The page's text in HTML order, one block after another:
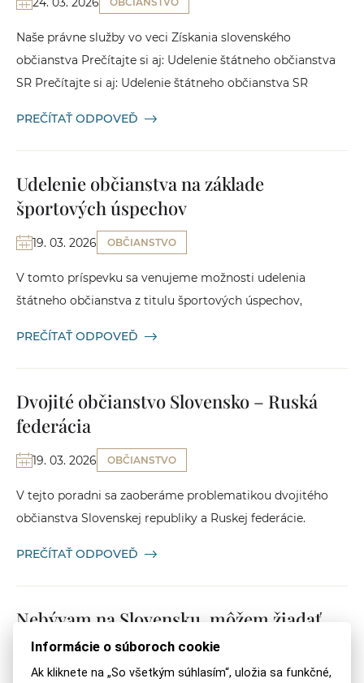
Naše právne služby vo veci Získania slovenského
občianstva Prečítajte si aj: Udelenie štátneho občianstva
SR Prečítajte si aj: Udelenie štátneho občianstva SR
PREČÍTAŤ ODPOVEĎ
Udelenie občianstva na základe
športových úspechov
19. 03. 2026 OBČIANSTVO
V tomto príspevku sa venujeme možnosti udelenia
štátneho občianstva z titulu športových úspechov,
PREČÍTAŤ ODPOVEĎ
Dvojité občianstvo Slovensko – Ruská
federácia
19. 03. 2026 OBČIANSTVO
V tejto poradni sa zaoberáme problematikou dvojitého
občianstva Slovenskej republiky a Ruskej federácie.
PREČÍTAŤ ODPOVEĎ
Nebývam na Slovensku, môžem žiadať
o občianstvo?
19. 03. 2026
Informácie o súboroch cookie
Ak kliknete na „So všetkým súhlasím“, uložia sa funkčné,